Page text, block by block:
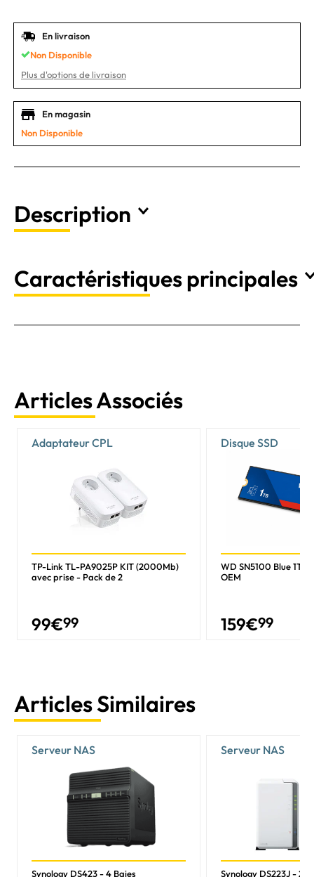
En livraison
Non Disponible
Plus d'options de livraison
En magasin
Non Disponible
Description
Caractéristiques principales
Articles Associés
Adaptateur CPL
TP-Link TL-PA9025P KIT (2000Mb)
avec prise - Pack de 2
99€99
Disque SSD
WD SN5100 Blue 1To
OEM
159€99
Articles Similaires
Serveur NAS
Synology DS423 - 4 Baies
Serveur NAS
Synology DS223J - 2